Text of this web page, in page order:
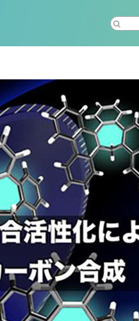
情報学
トランスフォーマティブ生命
(33) 機械学習 (31) 高等
創薬科学研究科 (20) シロ